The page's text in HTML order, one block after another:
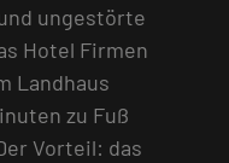
ungestörte
Hotel Firmen
Landhaus
zu Fuß
Vorteil: das